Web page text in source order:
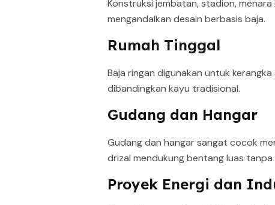
Konstruksi jembatan, stadion,
mengandalkan desain berbasis baja.
Rumah Tinggal
Baja ringan digunakan untuk
dibandingkan kayu tradisional.
Gudang dan Hangar
Gudang dan hangar sangat cocok
drizal mendukung bentang luas
Proyek Energi dan